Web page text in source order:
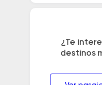
¿Te
destinos